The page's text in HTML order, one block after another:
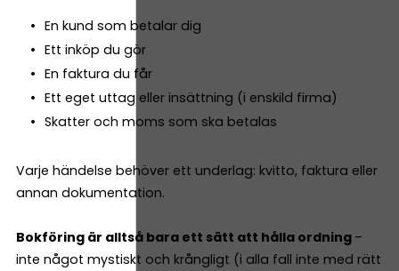
En kund som betalar dig
Ett inköp du gör
En faktura du får
Ett eget uttag eller insättning (i enskild firma)
Skatter och moms som ska betalas
Varje händelse behöver ett underlag: kvitto, faktura eller
annan dokumentation.
Bokföring är alltså bara ett sätt att hålla ordning –
inte något mystiskt och krångligt (i alla fall inte med rätt